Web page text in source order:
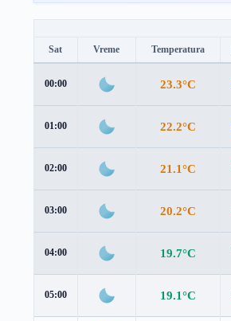
Sat Vreme Temperatura
00:00 23.3°C
01:00 22.2°C
02:00 21.1°C
03:00 20.2°C
04:00 19.7°C
05:00 19.1°C